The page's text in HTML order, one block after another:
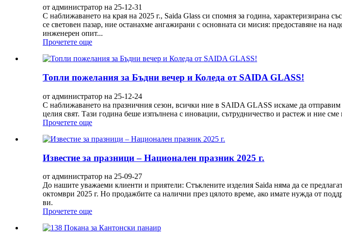
от администратор на 25-12-31
С наближаването на края на 2025 г., Saida Glass си спомня за година, характеризирана
се световен пазар, ние останахме ангажирани с основната си мисия: предоставяне на
инженерен опит...
Прочетете още
Топли пожелания за Бъдни вечер и Коледа от SAIDA GLASS!
от администратор на 25-12-24
С наближаването на празничния сезон, всички ние в SAIDA GLASS искаме да
целия свят. Тази година беше изпълнена с иновации, сътрудничество и растеж и ние
Прочетете още
Известие за празници – Национален празник 2025 г.
от администратор на 25-09-27
До нашите уважаеми клиенти и приятели: Стъклените изделия Saida няма да се
октомври 2025 г. Но продажбите са налични през цялото време, ако имате нужда от
ви.
Прочетете още